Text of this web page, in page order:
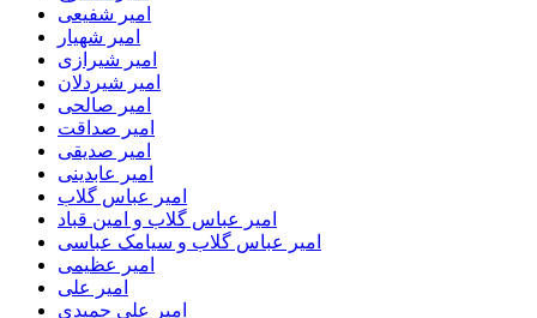
امیر شفیعی
امیر شهیار
امیر شیرازی
امیر شیردلان
امیر صالحی
امیر صداقت
امیر صدیقی
امیر عابدینی
امیر عباس گلاب
امیر عباس گلاب و امین قباد
امیر عباس گلاب و سیامک عباسی
امیر عظیمی
امیر علی
امیر علی حمیدی